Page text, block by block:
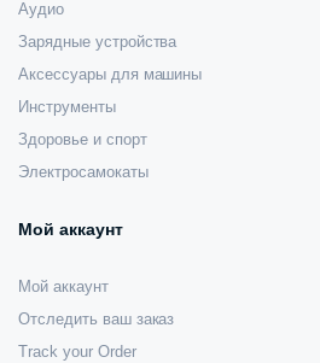
Аудио
Зарядные устройства
Аксессуары для машины
Инструменты
Здоровье и спорт
Электросамокаты
Мой аккаунт
Мой аккаунт
Отследить ваш заказ
Track your Order